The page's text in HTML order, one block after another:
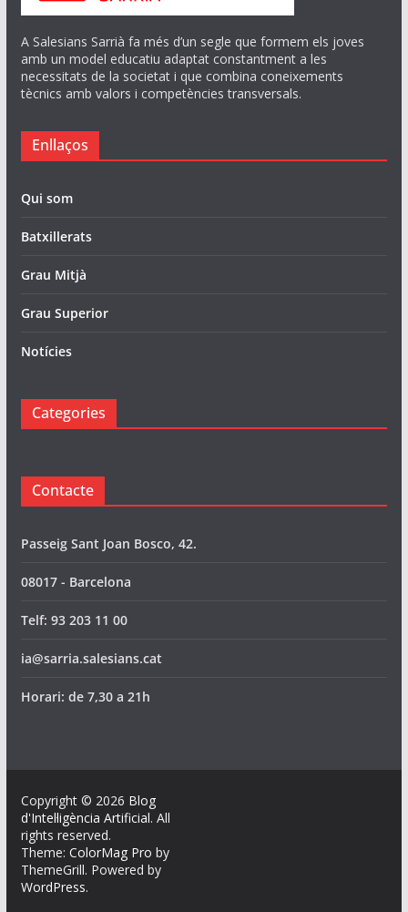
A Salesians Sarrià fa més d’un segle que formem els joves
amb un model educatiu adaptat constantment a les
necessitats de la societat i que combina coneixements
tècnics amb valors i competències transversals.
Enllaços
Qui som
Batxillerats
Grau Mitjà
Grau Superior
Notícies
Categories
Contacte
Passeig Sant Joan Bosco, 42.
08017 - Barcelona
Telf: 93 203 11 00
ia@sarria.salesians.cat
Horari: de 7,30 a 21h
Copyright © 2026 Blog
d'Intel·ligència Artificial. All
rights reserved.
Theme: ColorMag Pro by
ThemeGrill. Powered by
WordPress.